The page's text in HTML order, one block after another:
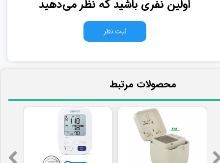
اولین نفری باشید که نظر می‌دهید
ثبت نظر
​محصولات مرتبط